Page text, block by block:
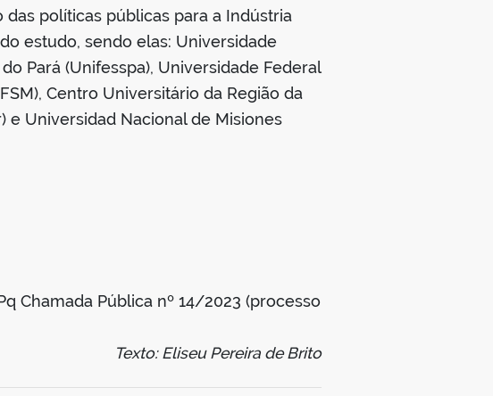
políticas públicas para a Indústria
estudo, sendo elas: Universidade
Pará (Unifesspa), Universidade Federal
Centro Universitário da Região da
e Universidad Nacional de Misiones
Chamada Pública nº 14/2023 (processo
Texto: Eliseu Pereira de Brito